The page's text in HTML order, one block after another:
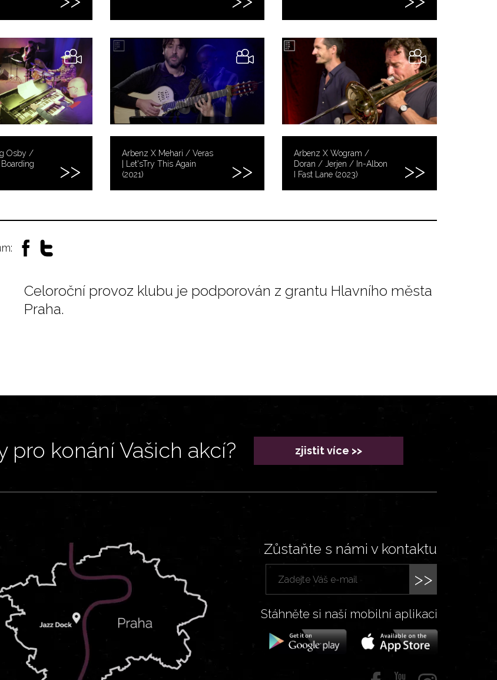
Osby /
Arbenz X Mehari / Veras
| Let'sTry This Again
(2021)
Arbenz X Wogram /
Doran / Jerjen / In-Albon
I Fast Lane (2023)
Celoroční provoz klubu je podporován z grantu Hlavního města
Praha.
konání Vašich akcí? zjistit více >>
Zůstaňte s námi v kontaktu
>>
Stáhněte si naší mobilní aplikaci